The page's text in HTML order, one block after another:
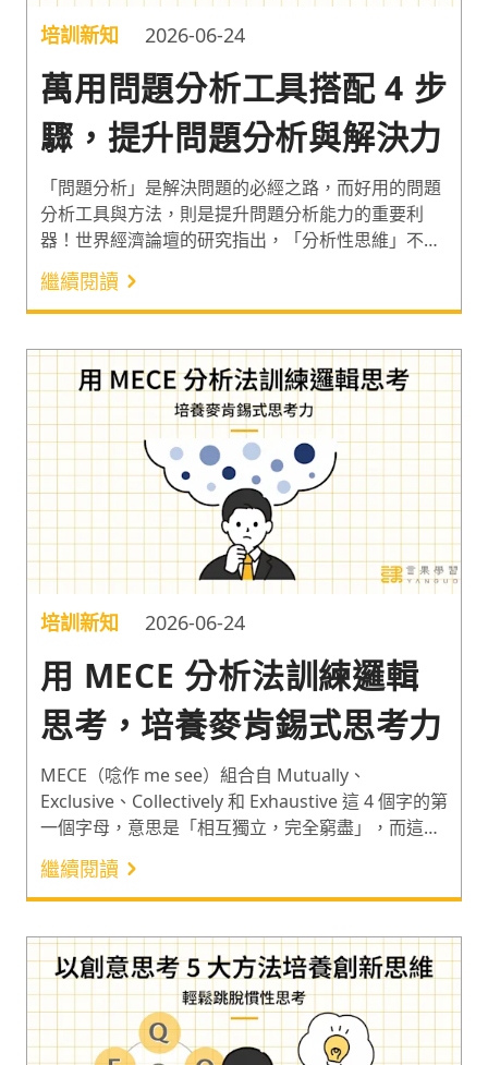
培訓新知 2026-06-24
萬用問題分析工具搭配 4 步
驟，提升問題分析與解決力
「問題分析」是解決問題的必經之路，而好用的問題
分析工具與方法，則是提升問題分析能力的重要利
器！世界經濟論壇的研究指出，「分析性思維」不僅
被全球僱主認為是 2023 年工作者最重要的技能。也
是未來五年內，重要性預計將成長 72% 的能力¹。因
此以下介紹萬用問題分析工具「is / is not 分析」，
和問題分析方法 4 步驟。一起訓練理性思考力，讓問
題解決更順利吧！
繼續閱讀
培訓新知 2026-06-24
用 MECE 分析法訓練邏輯
思考，培養麥肯錫式思考力
MECE（唸作 me see）組合自 Mutually、
Exclusive、Collectively 和 Exhaustive 這 4 個字的第
一個字母，意思是「相互獨立，完全窮盡」，而這套
原則也是麥肯錫訓練員工邏輯思考的重要工具。富比
士的文章指出，「問題解決」是 2024 年最必備的軟
實力之一¹，而邏輯思考作為提升問題解決力的基礎，
其重要度不言而喻。因此以下分享 MECE 分析法是什
麼，以及這個思考架構的應用範例。一起透過 MECE
訓練邏輯思考，更有條理地拆解和解決問題吧！
繼續閱讀